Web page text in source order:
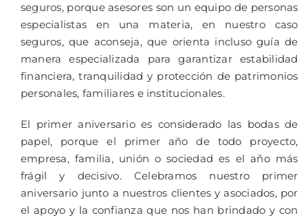
seguros, porque asesores son un equipo de personas
especialistas en una materia, en nuestro caso
seguros, que aconseja, que orienta incluso guía de
manera especializada para garantizar estabilidad
financiera, tranquilidad y protección de patrimonios
personales, familiares e institucionales.
El primer aniversario es considerado las bodas de
papel, porque el primer año de todo proyecto,
empresa, familia, unión o sociedad es el año más
frágil y decisivo. Celebramos nuestro primer
aniversario junto a nuestros clientes y asociados, por
el apoyo y la confianza que nos han brindado y con